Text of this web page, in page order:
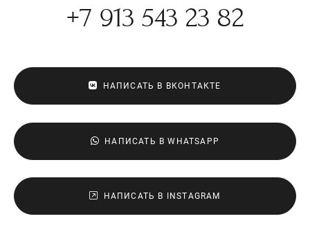
+7 913 543 23 82
НАПИСАТЬ В ВКОНТАКТЕ
НАПИСАТЬ В WHATSAPP
НАПИСАТЬ В INSTAGRAM